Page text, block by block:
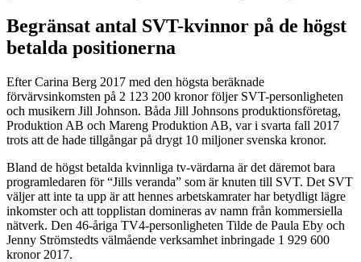
Begränsat antal SVT-kvinnor på de högst
betalda positionerna
Efter Carina Berg 2017 med den högsta beräknade
förvärvsinkomsten på 2 123 200 kronor följer SVT-personligheten
och musikern Jill Johnson. Båda Jill Johnsons produktionsföretag,
Produktion AB och Mareng Produktion AB, var i svarta fall 2017
trots att de hade tillgångar på drygt 10 miljoner svenska kronor.
Bland de högst betalda kvinnliga tv-värdarna är det däremot bara
programledaren för “Jills veranda” som är knuten till SVT. Det SVT
väljer att inte ta upp är att hennes arbetskamrater har betydligt lägre
inkomster och att topplistan domineras av namn från kommersiella
nätverk. Den 46-åriga TV4-personligheten Tilde de Paula Eby och
Jenny Strömstedts välmående verksamhet inbringade 1 929 600
kronor 2017.